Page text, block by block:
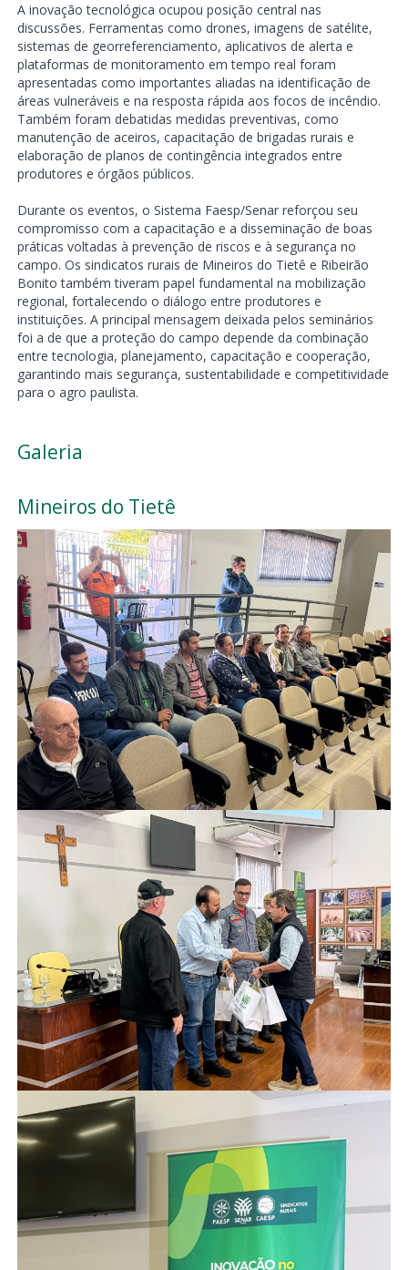
A inovação tecnológica ocupou posição central nas
discussões. Ferramentas como drones, imagens de satélite,
sistemas de georreferenciamento, aplicativos de alerta e
plataformas de monitoramento em tempo real foram
apresentadas como importantes aliadas na identificação de
áreas vulneráveis e na resposta rápida aos focos de incêndio.
Também foram debatidas medidas preventivas, como
manutenção de aceiros, capacitação de brigadas rurais e
elaboração de planos de contingência integrados entre
produtores e órgãos públicos.
Durante os eventos, o Sistema Faesp/Senar reforçou seu
compromisso com a capacitação e a disseminação de boas
práticas voltadas à prevenção de riscos e à segurança no
campo. Os sindicatos rurais de Mineiros do Tietê e Ribeirão
Bonito também tiveram papel fundamental na mobilização
regional, fortalecendo o diálogo entre produtores e
instituições. A principal mensagem deixada pelos seminários
foi a de que a proteção do campo depende da combinação
entre tecnologia, planejamento, capacitação e cooperação,
garantindo mais segurança, sustentabilidade e competitividade
para o agro paulista.
Galeria
Mineiros do Tietê